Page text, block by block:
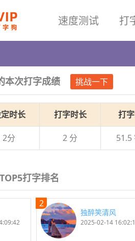
速度测试 打
本次打字成绩 挑战一下
时长 打字时长 打
2分 2 分 51.5
打字排名
2
独醉笑清风
2025-02-14